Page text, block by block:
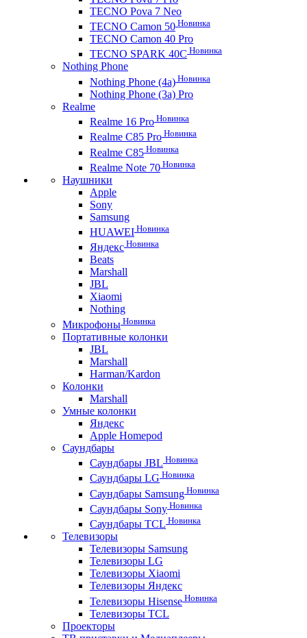
TECNO Pova 7 Neo
TECNO Camon 50 Новинка
TECNO Camon 40 Pro
TECNO SPARK 40C Новинка
Nothing Phone
Nothing Phone (4a) Новинка
Nothing Phone (3a) Pro
Realme
Realme 16 Pro Новинка
Realme C85 Pro Новинка
Realme C85 Новинка
Realme Note 70 Новинка
Наушники
Apple
Sony
Samsung
HUAWEI Новинка
Яндекс Новинка
Beats
Marshall
JBL
Xiaomi
Nothing
Микрофоны Новинка
Портативные колонки
JBL
Marshall
Harman/Kardon
Колонки
Marshall
Умные колонки
Яндекс
Apple Homepod
Саундбары
Саундбары JBL Новинка
Саундбары LG Новинка
Саундбары Samsung Новинка
Саундбары Sony Новинка
Саундбары TCL Новинка
Телевизоры
Телевизоры Samsung
Телевизоры LG
Телевизоры Xiaomi
Телевизоры Яндекс
Телевизоры Hisense Новинка
Телевизоры TCL
Проекторы